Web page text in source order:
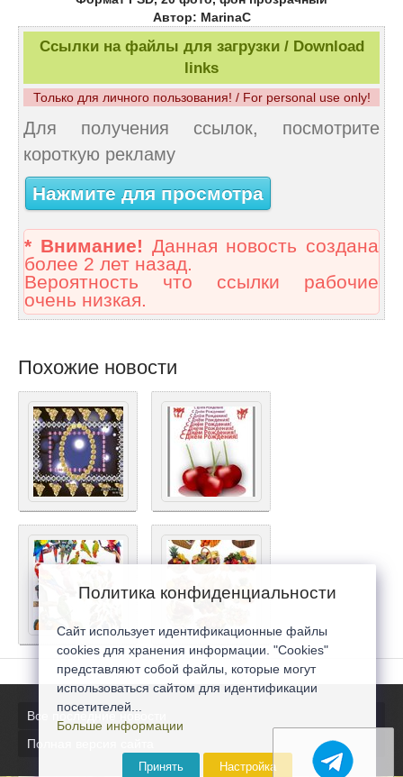
Автор: MarinaC
Ссылки на файлы для загрузки / Download
links
Только для личного пользования! / For personal use only!
Для получения ссылок, посмотрите
короткую рекламу
Нажмите для просмотра
* Внимание! Данная новость создана
более 2 лет назад.
Вероятность что ссылки рабочие
очень низкая.
Похожие новости
Все последние новости
Полная версия сайта
Политика конфиденциальности
Сайт использует идентификационные файлы
cookies для хранения информации. "Cookies"
представляют собой файлы, которые могут
использоваться сайтом для идентификации
посетителей...
Больше информации
Принять Настройка